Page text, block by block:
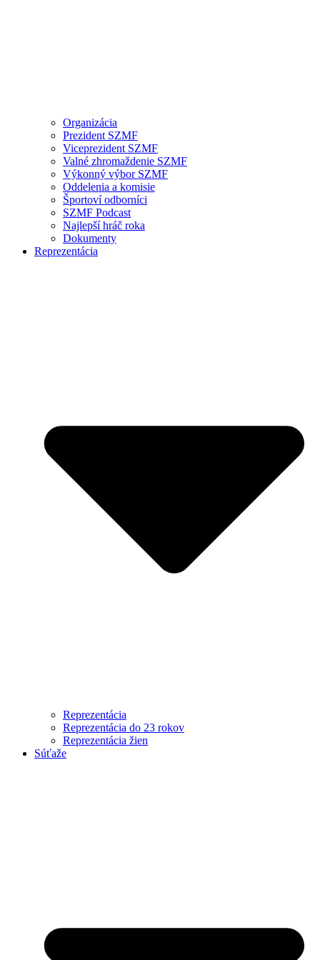
Organizácia
Prezident SZMF
Viceprezident SZMF
Valné zhromaždenie SZMF
Výkonný výbor SZMF
Oddelenia a komisie
Športoví odborníci
SZMF Podcast
Najlepší hráč roka
Dokumenty
Reprezentácia
Reprezentácia
Reprezentácia do 23 rokov
Reprezentácia žien
Súťaže